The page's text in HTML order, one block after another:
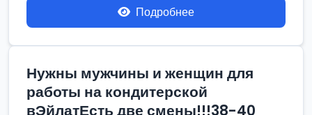
Подробнее
Нужны мужчины и женщин для
работы на кондитерской
вЭйлатЕсть две смены!!!38-40